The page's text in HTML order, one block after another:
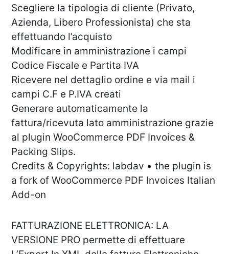
Scegliere la tipologia di cliente (Privato,
Azienda, Libero Professionista) che sta
effettuando l’acquisto
Modificare in amministrazione i campi
Codice Fiscale e Partita IVA
Ricevere nel dettaglio ordine e via mail i
campi C.F e P.IVA creati
Generare automaticamente la
fattura/ricevuta lato amministrazione grazie
al plugin WooCommerce PDF Invoices &
Packing Slips.
Credits & Copyrights: labdav • the plugin is
a fork of WooCommerce PDF Invoices Italian
Add-on
FATTURAZIONE ELETTRONICA: LA
VERSIONE PRO permette di effettuare